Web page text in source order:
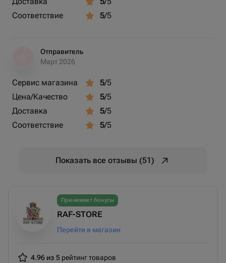
Соответствие
5/5
Отправитель
Март 2026
Сервис магазина 5/5
Цена/Качество
5/5
Доставка
5/5
Соответствие
5/5
Показать все отзывы (51)
Принимает бонусы
RAF-STORE
Перейти в магазин
4.96 из 5 рейтинг товаров